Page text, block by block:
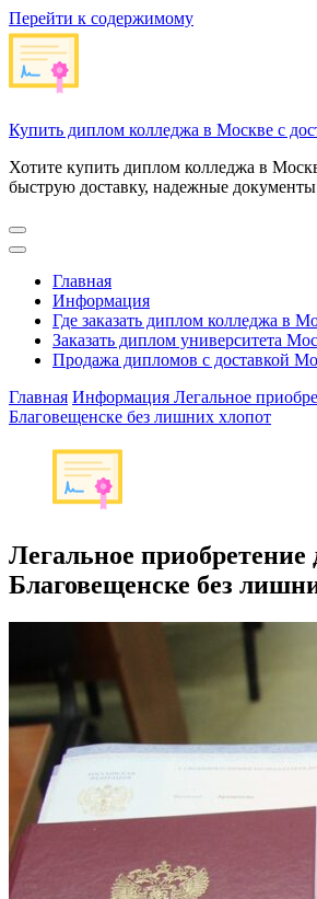
Перейти к содержимому
Купить диплом колледжа в Москве с
Хотите купить диплом колледжа в
быструю доставку, надежные документы
Главная
Информация
Где заказать диплом колледжа в
Заказать диплом университета
Продажа дипломов с доставкой
Главная Информация Легальное
Благовещенске без лишних хлопот
Легальное приобретение
Благовещенске без